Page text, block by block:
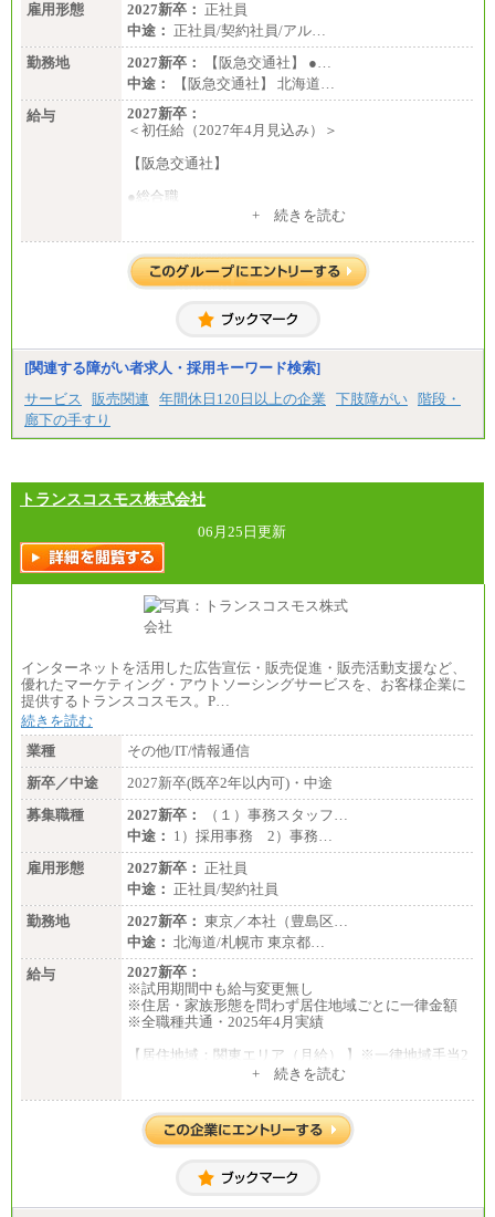
雇用形態
2027新卒： 正社員
中途： 正社員/契約社員/アル…
勤務地
2027新卒：
【阪急交通社】 ●…
中途：
【阪急交通社】 北海道…
給与
2027新卒：
＜初任給（2027年4月見込み）＞
【阪急交通社】
●総合職
(※3)、239,000円(※4)、237,000円（※5）
・専門・短大卒
(※3)、218,500円(※4)、216,500円（※5）
※1…東京都、埼玉県、千葉県、神奈川県
※2…大阪府、京都府、兵庫県、滋賀県
※3…愛知県、静岡県
※4…北海道、宮城県、栃木県、群馬県、長野県、新
県、福島県、山形県
・月給には一律地域手当を含んだ金額を表示
（一律地域手当：※1…36,000円、※2…33,000円、
※3…28,000円、※4…25,000円、※5…23,000円）
・試用期間中も給与変更なし
●基幹職（地域限定社員）
・大学・院卒／月給185,000 円～219,000 円 ※勤務地
により異なる。
〈大阪・兵庫〉209,000 円
〈愛知〉194,500 円 〈福岡〉1
85,000 円
地により異なる。
〈東京・神奈川〉210,000 円
〈大阪・兵庫〉200,000 円
〈愛知〉194,500 円 〈福
岡〉185,000円
※基本給のみ（地域手当なし）
※試用期間中も給与変更なし
中途：
【阪急交通社】
◆正社員/総合職
月給250,000円～(※1)、247,000円～(※2)、242,000円
～(※3)、239,000円～(※4)、237,000円～（※5）
・月給は一律地域手当を含んだ金額を表示
（※1…36,000円、※2…33,000円、※3…28,000円、
※4…25,000円、※5…23,000円）
・試用期間中も給与変更なし
〈東京・神奈川〉月給219,000 円～ 〈大阪・兵庫〉
・一律地域手当なし
・試用期間中も給与変更なし
月給187,500円～(※1)、184,000円～(※2)、180,500円
+ 続きを読む
[関連する障がい者求人・採用キーワード検索]
サービス
販売関連 年間休日120日以上の企業 下肢障がい 階段・
廊下の手すり
トランスコスモス株式会社
06月25日更新
インターネットを活用した広告宣伝・販売促進・販売活動支援など、
優れたマーケティング・アウトソーシングサービスを、お客様企業に
提供するトランスコスモス。P…
続きを読む
業種
その他/IT/情報通信
新卒／中途
2027新卒(既卒2年以内可)・中途
募集職種
2027新卒：
（１）事務スタッフ…
中途： 1）採用事務 2）事務…
雇用形態
2027新卒： 正社員
中途： 正社員/契約社員
勤務地
2027新卒： 東京／本社（豊島区…
中途： 北海道/札幌市 東京都…
給与
2027新卒：
※試用期間中も給与変更無し
※住居・家族形態を問わず居住地域ごとに一律金額
※全職種共通・2025年4月実績
【居住地域：関東エリア（月給） 】※一律地域手当2
大学卒：250,000円
高専卒：244,800円
短大・専門3年制卒：235,300円
専門1年制卒：212,900円
【居住地域：関西エリア（月給） 】※一律地域手当1
+ 続きを読む